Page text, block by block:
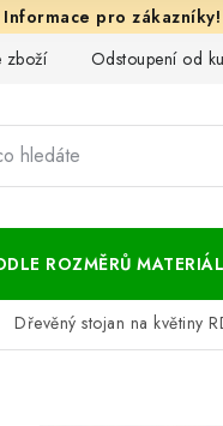
zboží Odstoupení od
ROZMĚRŮ
Dřevěný stojan na květiny